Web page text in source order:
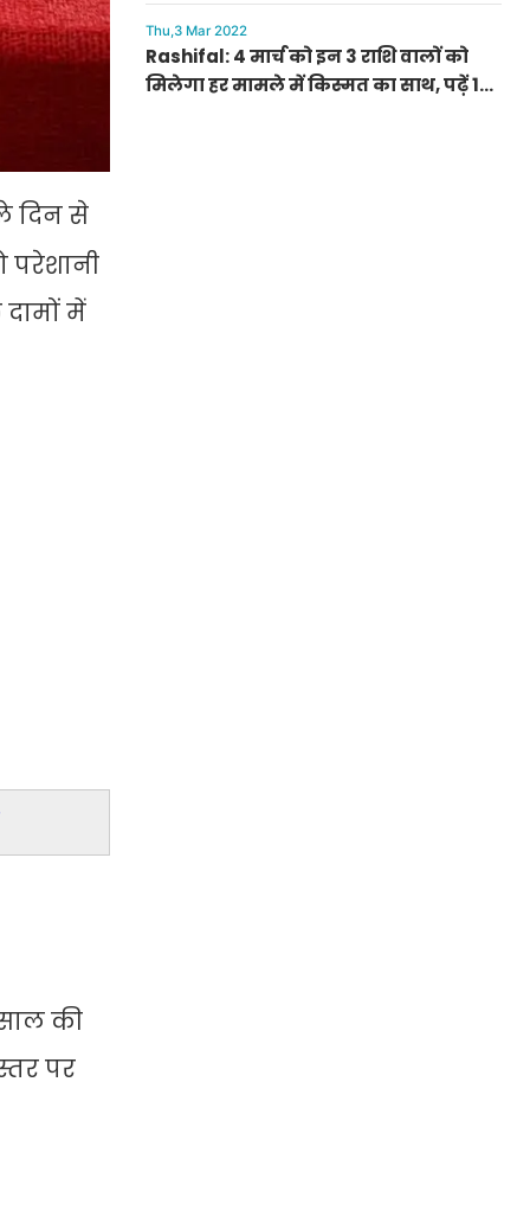
दिन से
परेशानी
में
की
पर
मिलेगी बुढ़ापा पेंशन, सीएम मनोहर लाल का
ऐलान
Thu,3 Mar 2022
Rashifal: 4 मार्च को इन 3 राशि वालों को
मिलेगा हर मामले में किस्मत का साथ, पढ़ें 12